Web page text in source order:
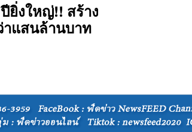
ยิ่งใหญ่!! สร้าง
แสนล้านบาท